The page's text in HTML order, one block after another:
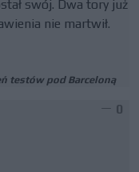
swój. Dwa tory już
nie martwił.
testów pod Barceloną
0